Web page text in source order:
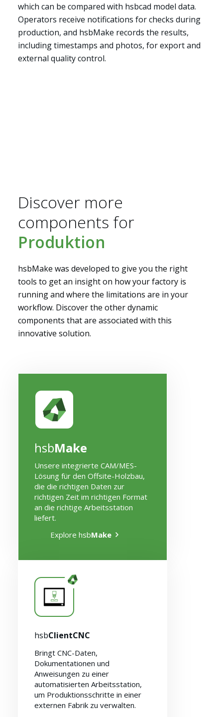
Lösungen
which can be compared with hsbcad model data.
Operators receive notifications for checks during
production, and hsbMake records the results,
including timestamps and photos, for export and
external quality control.
Discover more
components for
Produktion
hsbMake was developed to give you the right
tools to get an insight on how your factory is
running and where the limitations are in your
workflow. Discover the other dynamic
components that are associated with this
innovative solution.
hsbMake
Unsere integrierte CAM/MES-
Lösung für den Offsite-Holzbau,
die die richtigen Daten zur
richtigen Zeit im richtigen Format
an die richtige Arbeitsstation
liefert.
Explore hsbMake
hsbClientCNC
Bringt CNC-Daten,
Dokumentationen und
Anweisungen zu einer
automatisierten Arbeitsstation,
um Produktionsschritte in einer
externen Fabrik zu verwalten.